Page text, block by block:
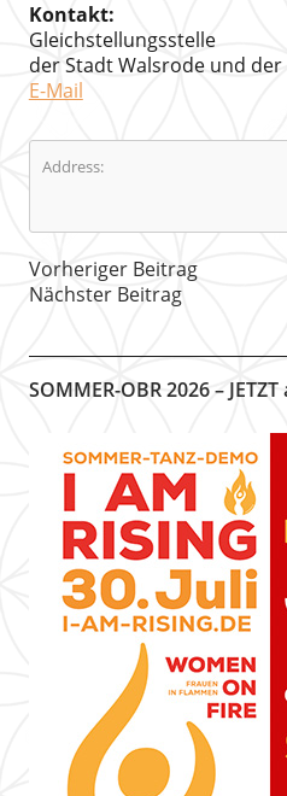
Kontakt:
Gleichstellungsstelle
der Stadt Walsrode und
E-Mail
Address:
Vorheriger Beitrag
Nächster Beitrag
SOMMER-OBR 2026 –